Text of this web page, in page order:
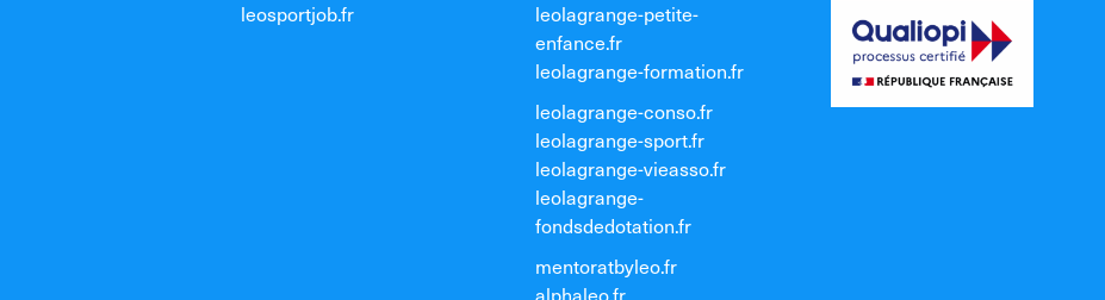
leosportjob.fr
leolagrange-petite-
enfance.fr
leolagrange-formation.fr
leolagrange-conso.fr
leolagrange-sport.fr
leolagrange-vieasso.fr
leolagrange-
fondsdedotation.fr
mentoratbyleo.fr
alphaleo.fr